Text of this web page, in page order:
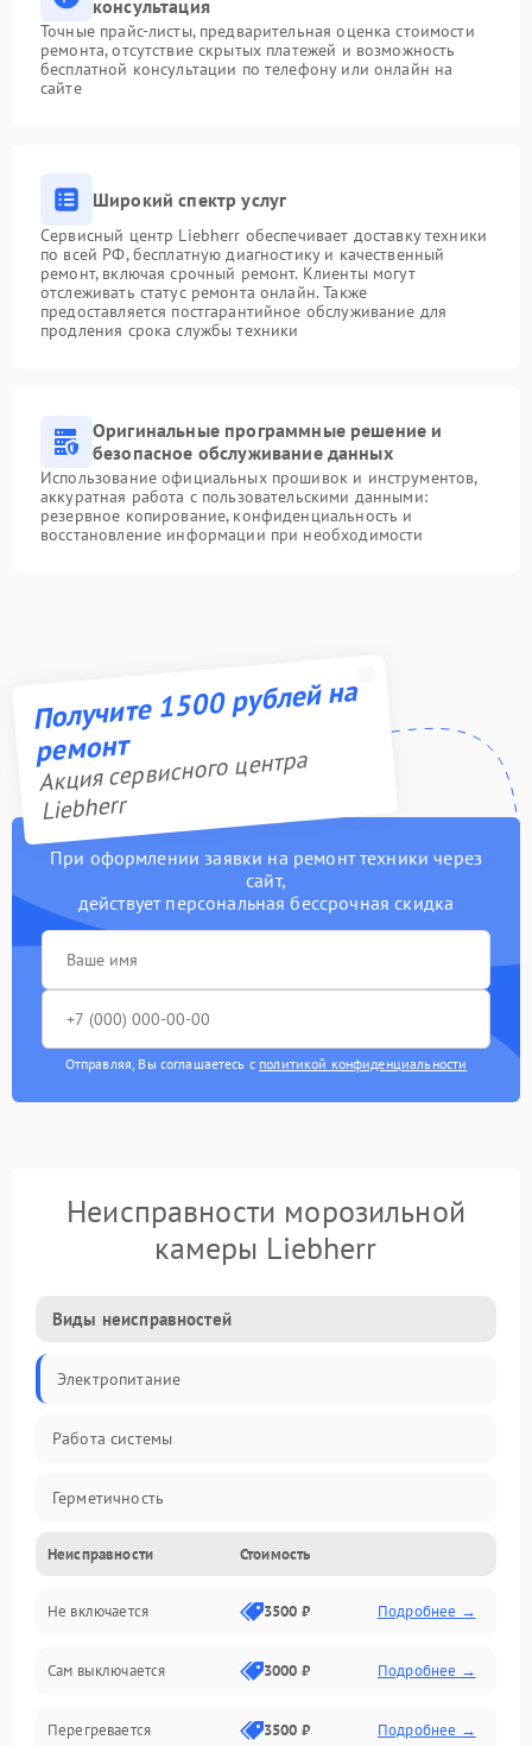
консультация
Точные прайс-листы, предварительная оценка стоимости
ремонта, отсутствие скрытых платежей и возможность
бесплатной консультации по телефону или онлайн на
сайте
Широкий спектр услуг
Сервисный центр Liebherr обеспечивает доставку техники
по всей РФ, бесплатную диагностику и качественный
ремонт, включая срочный ремонт. Клиенты могут
отслеживать статус ремонта онлайн. Также
предоставляется постгарантийное обслуживание для
продления срока службы техники
Оригинальные программные решение и
безопасное обслуживание данных
Использование официальных прошивок и инструментов,
аккуратная работа с пользовательскими данными:
резервное копирование, конфиденциальность и
восстановление информации при необходимости
Получите 1500 рублей на
ремонт
Акция сервисного центра
Liebherr
При оформлении заявки на ремонт техники через
сайт,
действует персональная бессрочная скидка
Отправляя, Вы соглашаетесь с политикой конфиденциальности
Неисправности морозильной
камеры Liebherr
Виды неисправностей
Электропитание
Работа системы
Герметичность
Механика
Неисправности Стоимость
Не включается 3500 ₽ Подробнее →
Сам выключается 3000 ₽ Подробнее →
Перегревается 3500 ₽ Подробнее →